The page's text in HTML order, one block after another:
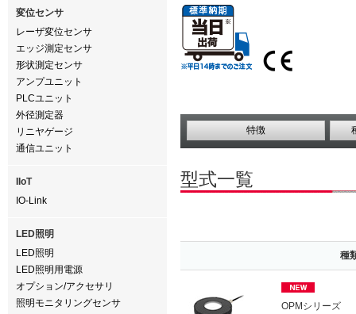
変位センサ
レーザ変位センサ
エッジ測定センサ
形状測定センサ
アンプユニット
PLCユニット
外径測定器
リニヤゲージ
通信ユニット
IIoT
IO-Link
LED照明
LED照明
LED照明用電源
オプション/アクセサリ
照明モニタリングセンサ
特徴
型式一覧
種
OPMシリーズ